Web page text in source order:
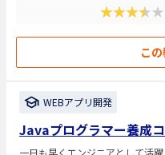
★★★★★
こ
WEBアプリ開発
Javaプログラマー養成
一日も早くエンジニアとして活躍